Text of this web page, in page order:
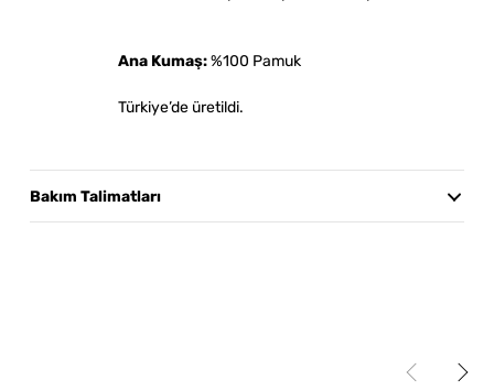
Ana Kumaş:%100 Pamuk
Türkiye’de üretildi.
Bakım Talimatları